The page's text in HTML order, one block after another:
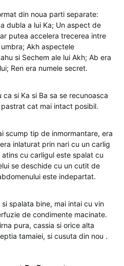
din noua parti separate:
dubla a lui Ka; Un aspect de
putea accelera trecerea intre
Akh aspectele
si Sechem ale lui Akh; Ab era
Ren era numele secret.
si Ka si Ba sa se recunoasca
cat mai intact posibil.
scump tip de inmormantare, era
inlaturat prin nari cu un carlig
cu carligul este spalat cu
se deschide cu un cutit de
este indepartat.
spalata bine, mai intai cu vin
de condimente macinate.
pura, cassia si orice alta
tamaiei, si cusuta din nou .